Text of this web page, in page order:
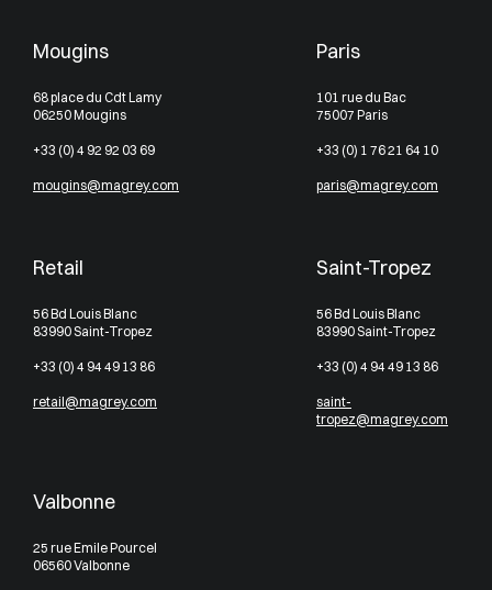
Mougins
68 place du Cdt Lamy
06250 Mougins
+33 (0) 4 92 92 03 69
mougins@magrey.com
Paris
101 rue du Bac
75007 Paris
+33 (0) 1 76 21 64 10
paris@magrey.com
Retail
56 Bd Louis Blanc
83990 Saint-Tropez
+33 (0) 4 94 49 13 86
retail@magrey.com
Saint-Tropez
56 Bd Louis Blanc
83990 Saint-Tropez
+33 (0) 4 94 49 13 86
saint-
tropez@magrey.com
Valbonne
25 rue Emile Pourcel
06560 Valbonne